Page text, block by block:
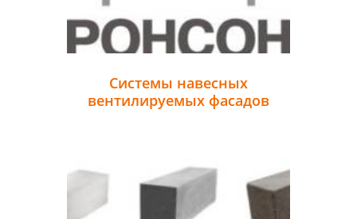
Системы навесных
вентилируемых фасадов